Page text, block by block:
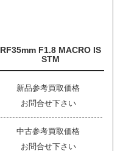
RF35mm F1.8 MACRO IS
STM
新品参考買取価格
お問合せ下さい
中古参考買取価格
お問合せ下さい